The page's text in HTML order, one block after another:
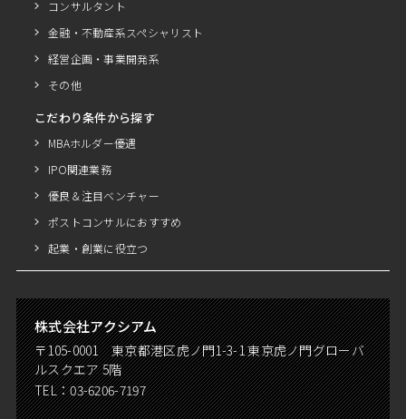
コンサルタント
金融・不動産系スペシャリスト
経営企画・事業開発系
その他
こだわり条件から探す
MBAホルダー優遇
IPO関連業務
優良＆注目ベンチャー
ポストコンサルにおすすめ
起業・創業に役立つ
株式会社アクシアム
〒105-0001 東京都港区虎ノ門1-3-1 東京虎ノ門グローバ
ルスクエア 5階
TEL：03-6206-7197